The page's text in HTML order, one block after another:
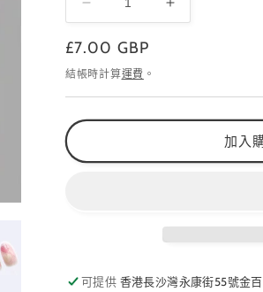
HEA-
101
數
量
減
ES-
HEA-
量
增
定
價
£7.00 GBP
結帳時計算運費 。
加入
可提供 香港長沙灣永康街55號金